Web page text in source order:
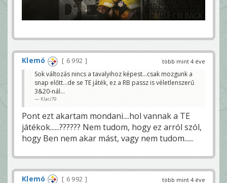
több mint 4 éve
Klemó
6 992
Sok változás nincs a tavalyihoz képest...csak mozgunk a
snap előtt...de se TE játék, ez a RB passz is véletlenszerű
3&20-nál...
Klaci79
Pont ezt akartam mondani....hol vannak a TE
játékok......?????? Nem tudom, hogy ez arról szól,
hogy Ben nem akar mást, vagy nem tudom......
több mint 4 éve
Klemó 6 992